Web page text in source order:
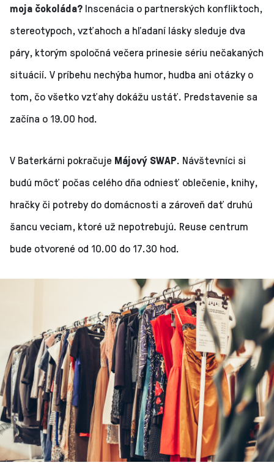
moja čokoláda? Inscenácia o partnerských konfliktoch,
stereotypoch, vzťahoch a hľadaní lásky sleduje dva
páry, ktorým spoločná večera prinesie sériu nečakaných
situácií. V príbehu nechýba humor, hudba ani otázky o
tom, čo všetko vzťahy dokážu ustáť. Predstavenie sa
začína o 19.00 hod.
V Baterkárni pokračuje Májový SWAP. Návštevníci si
budú môcť počas celého dňa odniesť oblečenie, knihy,
hračky či potreby do domácnosti a zároveň dať druhú
šancu veciam, ktoré už nepotrebujú. Reuse centrum
bude otvorené od 10.00 do 17.30 hod.